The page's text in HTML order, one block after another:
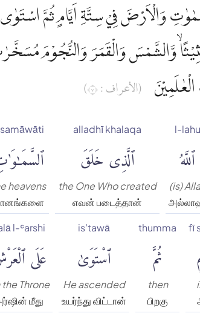
وَالْاَرْضَ فِيْ سِتَّةِ اَيَّامٍ ثُمَّ
وَّالشَّمْسَ وَالْقَمَرَ وَالنُّجُوْمَ
(الأعراف : ٧)
l-lahu
ٱللَّهُ
(is)
alladhī khalaqa
ٱلَّذِى خَلَقَ
the One Who created
எவன் படைத்தான்
heavens
fī
thumma
ثُمَّ
then
பிறகு
is'tawā
ٱسْتَوَىٰ
He ascended
உயர்ந்து விட்டான்
l-ʿarshi
عَلَى
Throne
மீது